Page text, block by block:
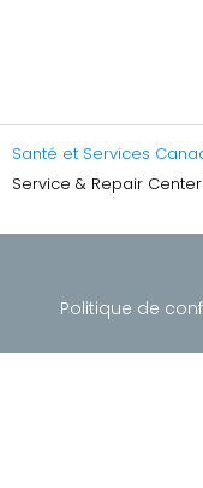
Santé et Services
Service & Repair
Politique de